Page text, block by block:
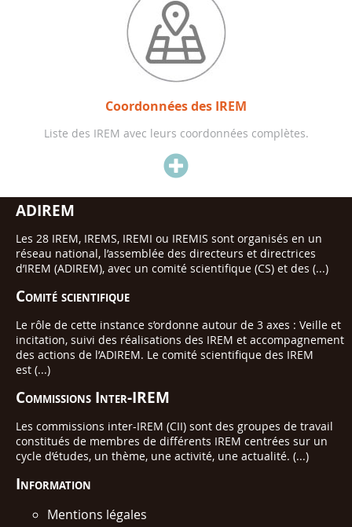
Coordonnées des IREM
Liste des IREM avec leurs coordonnées complètes.

ADIREM
Les 28 IREM, IREMS, IREMI ou IREMIS sont organisés en un
réseau national, l’assemblée des directeurs et directrices
d’IREM (ADIREM), avec un comité scientifique (CS) et des (...)
Comité scientifique
Le rôle de cette instance s’ordonne autour de 3 axes : Veille et
incitation, suivi des réalisations des IREM et accompagnement
des actions de l’ADIREM. Le comité scientifique des IREM
est (...)
Commissions Inter-IREM
Les commissions inter-IREM (CII) sont des groupes de travail
constitués de membres de différents IREM centrées sur un
cycle d’études, un thème, une activité, une actualité. (...)
Information
Mentions légales